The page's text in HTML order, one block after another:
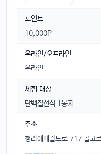
포인트
10,000P
온라인/오프라인
온라인
체험 대상
단백질선식 1봉지
주소
청라에메랄드로 717 골고